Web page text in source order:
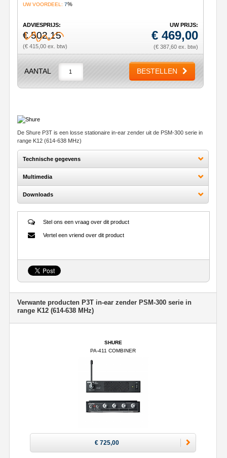
UW VOORDEEL: 7%
ADVIESPRIJS:
€ 502,15
(€ 415,00 ex. btw)
UW PRIJS:
€ 469,00
(€ 387,60 ex. btw)
AANTAL BESTELLEN
De Shure P3T is een losse stationaire in-ear zender uit de PSM-300 serie in
range K12 (614-638 MHz)
Technische gegevens
Multimedia
Downloads
Vertel een vriend over dit product
Stel ons een vraag over dit product
Verwante producten P3T in-ear zender PSM-300 serie in
range K12 (614-638 MHz)
SHURE
PA-411 COMBINER
€ 725,00